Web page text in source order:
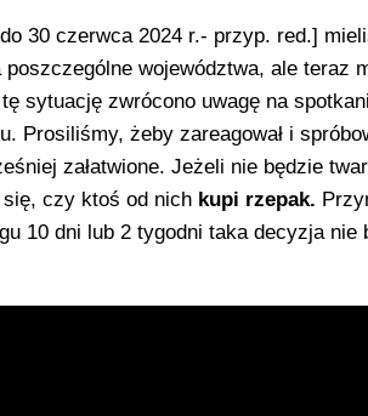
30 czerwca 2024 r.- przyp. red.]
województwa, ale teraz
sytuację zwrócono uwagę na
Prosiliśmy, żeby zareagował i
załatwione. Jeżeli nie będzie
czy ktoś od nich kupi rzepak.
10 dni lub 2 tygodni taka decyzja nie